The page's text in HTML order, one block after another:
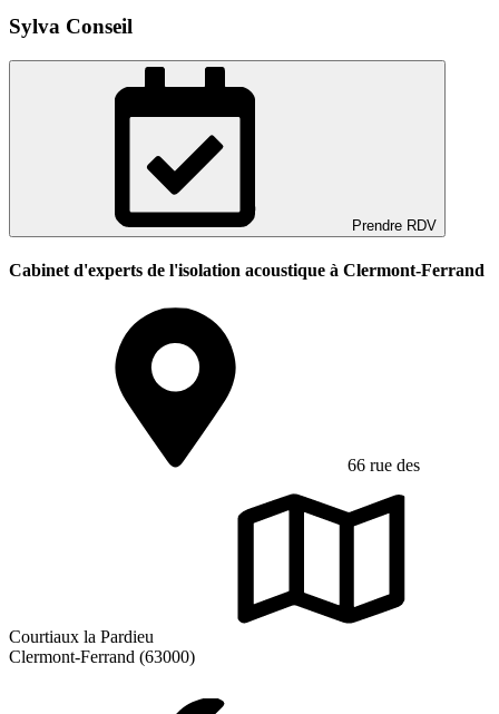
Sylva Conseil
Prendre RDV
Cabinet d'experts de l'isolation acoustique à Clermont-Ferrand
66 rue des
Courtiaux la Pardieu
Clermont-Ferrand (63000)